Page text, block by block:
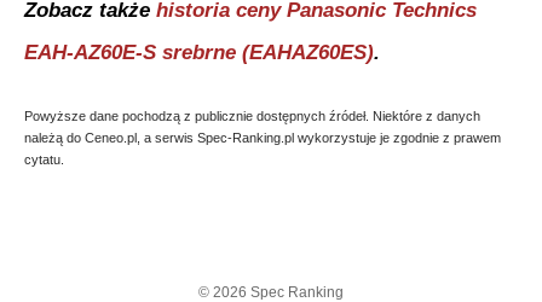
Zobacz także historia ceny Panasonic Technics
EAH-AZ60E-S srebrne (EAHAZ60ES).
Powyższe dane pochodzą z publicznie dostępnych źródeł. Niektóre z danych
należą do Ceneo.pl, a serwis Spec-Ranking.pl wykorzystuje je zgodnie z prawem
cytatu.
© 2026 Spec Ranking